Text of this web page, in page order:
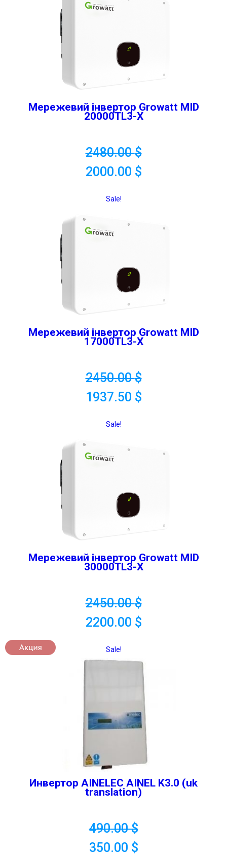
Мережевий інвертор Growatt MID
20000TL3-X
2480.00$
2000.00 $
Sale!
Мережевий інвертор Growatt MID
17000TL3-X
2450.00$
1937.50 $
Sale!
Мережевий інвертор Growatt MID
30000TL3-X
2450.00$
2200.00 $
Sale!
Инвертор AINELEC AINEL K3.0 (uk
translation)
490.00$
350.00 $